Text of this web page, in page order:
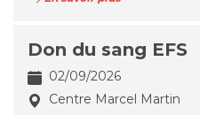
Don du sang EFS
02/09/2026
Centre Marcel Martin